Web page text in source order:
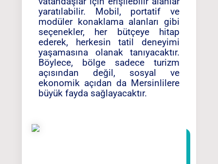
yaratılabilir. Mobil, portatif ve
modüler konaklama alanları gibi
seçenekler, her bütçeye hitap
ederek, herkesin tatil deneyimi
yaşamasına olanak tanıyacaktır.
Böylece, bölge sadece turizm
açısından değil, sosyal ve
ekonomik açıdan da Mersinlilere
büyük fayda sağlayacaktır.